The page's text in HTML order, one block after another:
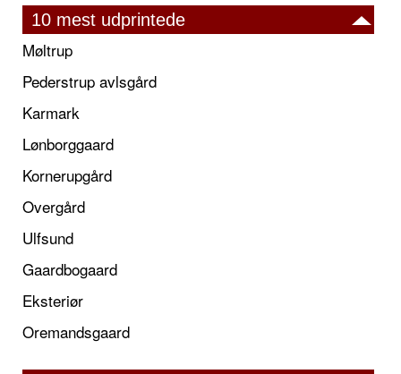
10 mest udprintede
Møltrup
Pederstrup avlsgård
Karmark
Lønborggaard
Kornerupgård
Overgård
Ulfsund
Gaardbogaard
Eksteriør
Oremandsgaard